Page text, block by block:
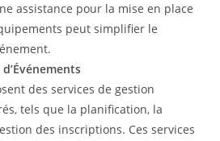
assistance pour la mise en place
peut simplifier le
des services de gestion
tels que la planification, la
des inscriptions. Ces services